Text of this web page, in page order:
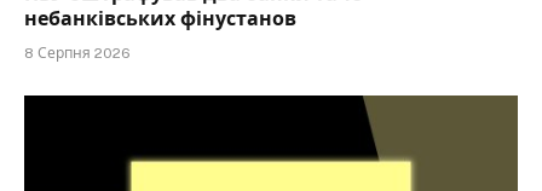
небанківських фінустанов
8 Серпня 2026